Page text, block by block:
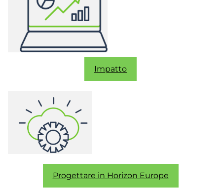
Impatto
Progettare in Horizon Europe